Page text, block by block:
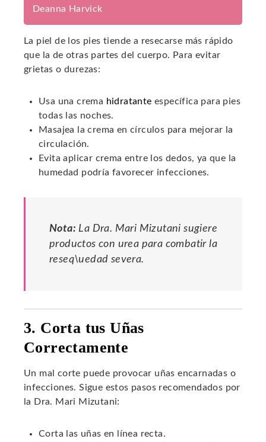
Deanna Harvick
La piel de los pies tiende a resecarse más rápido
que la de otras partes del cuerpo. Para evitar
grietas o durezas:
Usa una crema hidratante específica para pies
todas las noches.
Masajea la crema en círculos para mejorar la
circulación.
Evita aplicar crema entre los dedos, ya que la
humedad podría favorecer infecciones.
Nota: La Dra. Mari Mizutani sugiere
productos con urea para combatir la
reseq\uedad severa.
3. Corta tus Uñas
Correctamente
Un mal corte puede provocar uñas encarnadas o
infecciones. Sigue estos pasos recomendados por
la Dra. Mari Mizutani:
Corta las uñas en línea recta.